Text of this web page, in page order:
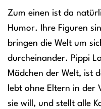
Zum einen ist da
Humor. Ihre Figuren
bringen die Welt um
durcheinander. Pippi
Mädchen der Welt, ist
lebt ohne Eltern in der
sie will, und stellt alle